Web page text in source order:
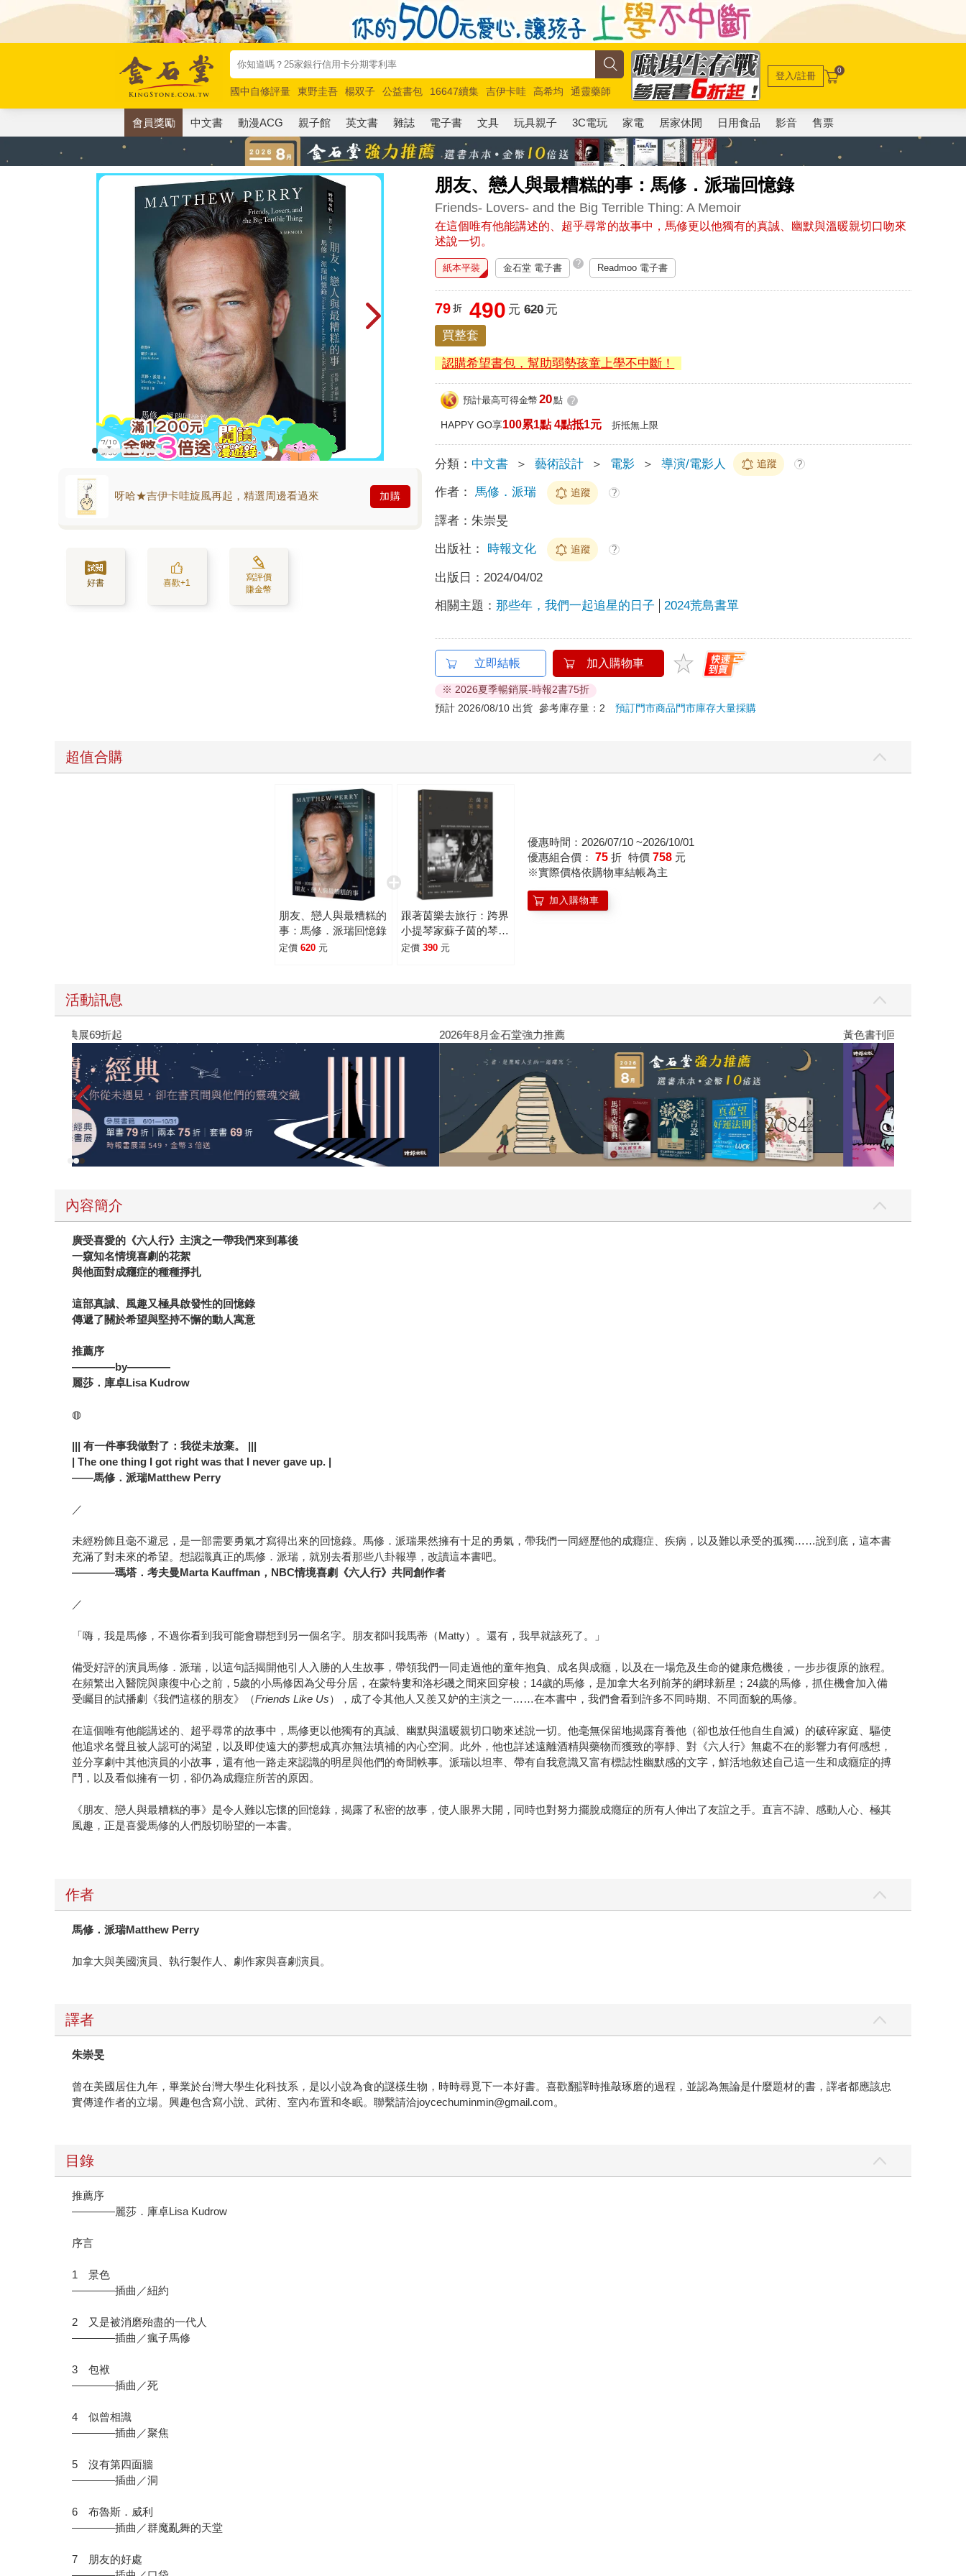
國中自修評量 東野圭吾 楊双子 公益書包 16647續集 吉伊卡哇 高希均
通靈藥師
唯紅花綻放
奧德賽 路邊攤新作 馬斯克 玩具總動員5 超慢跑
登入/註冊 0
會員獎勵 中文書 動漫ACG 親子館 英文書 雜誌 電子書 文具 玩具親子 3C電玩 家電 居家休閒 日用食品 影音 售票
朋友、戀人與最糟糕的事：馬修．派瑞回憶錄
Friends- Lovers- and the Big Terrible Thing: A Memoir
在這個唯有他能講述的、超乎尋常的故事中，馬修更以他獨有的真誠、幽默與溫暖親切口吻來
述說一切。
呀哈★吉伊卡哇旋風再起，精選周邊看過來 加購
好書 喜歡+1
寫評價
賺金幣
紙本平裝 金石堂 電子書 ? Readmoo 電子書
79 折 490 元 620元
買整套
認購希望書包，幫助弱勢孩童上學不中斷！
預計最高可得金幣 20點 ?
HAPPY GO享100累1點 4點抵1元 折抵無上限
分類： 中文書 ＞ 藝術設計 ＞ 電影 ＞ 導演/電影人 追蹤 ?
作者： 馬修．派瑞 追蹤 ?
譯者：朱崇旻
出版社： 時報文化 追蹤 ?
出版日： 2024/04/02
相關主題：那些年，我們一起追星的日子 2024荒島書單
立即結帳 加入購物車
※ 2026夏季暢銷展-時報2書75折
預計 2026/08/10 出貨 參考庫存量：2預訂門市商品門市庫存大量採購
超值合購
朋友、戀人與最糟糕的
事：馬修．派瑞回憶錄
定價 620 元
跟著茵樂去旅行：跨界
小提琴家蘇子茵的琴旅
協奏曲，用文字記錄心
定價 390 元
優惠時間：2026/07/10 ~2026/10/01
優惠組合價： 75 折 特價 758 元
※實際價格依購物車結帳為主
加入購物車
活動訊息
黃色書刊回來了！一起走進他的漫畫宇宙
內容簡介
廣受喜愛的《六人行》主演之一帶我們來到幕後
一窺知名情境喜劇的花絮
與他面對成癮症的種種掙扎
這部真誠、風趣又極具啟發性的回憶錄
傳遞了關於希望與堅持不懈的動人寓意
推薦序
————by————
麗莎．庫卓Lisa Kudrow
◍
|||有一件事我做對了：我從未放棄。
|||
| The one thing I got right was that I never gave up. |
——馬修．派瑞Matthew Perry
／
未經粉飾且毫不避忌，是一部需要勇氣才寫得出來的回憶錄。馬修．派瑞果然擁有十足的勇氣，帶我們一同經歷他的成癮症、疾病，以及難以承受的孤獨……說到底，這本書
充滿了對未來的希望。想認識真正的馬修．派瑞，就別去看那些八卦報導，改讀這本書吧。
————瑪塔．考夫曼Marta Kauffman ， NBC情境喜劇《六人行》共同創作者
／
「嗨，我是馬修，不過你看到我可能會聯想到另一個名字。朋友都叫我馬蒂（Matty）。還有，我早就該死了。」
備受好評的演員馬修．派瑞，以這句話揭開他引人入勝的人生故事，帶領我們一同走過他的童年抱負、成名與成癮，以及在一場危及生命的健康危機後，一步步復原的旅程。
在頻繁出入醫院與康復中心之前，5歲的小馬修因為父母分居，在蒙特婁和洛杉磯之間來回穿梭；14歲的馬修，是加拿大名列前茅的網球新星；24歲的馬修，抓住機會加入備
受矚目的試播劇《我們這樣的朋友》（Friends Like Us），成了令其他人又羨又妒的主演之一……在本書中，我們會看到許多不同時期、不同面貌的馬修。
在這個唯有他能講述的、超乎尋常的故事中，馬修更以他獨有的真誠、幽默與溫暖親切口吻來述說一切。他毫無保留地揭露育養他（卻也放任他自生自滅）的破碎家庭、驅使
他追求名聲且被人認可的渴望，以及即使遠大的夢想成真亦無法填補的內心空洞。此外，他也詳述遠離酒精與藥物而獲致的寧靜、對《六人行》無處不在的影響力有何感想，
並分享劇中其他演員的小故事，還有他一路走來認識的明星與他們的奇聞軼事。派瑞以坦率、帶有自我意識又富有標誌性幽默感的文字，鮮活地敘述自己這一生和成癮症的搏
鬥，以及看似擁有一切，卻仍為成癮症所苦的原因。
《朋友、戀人與最糟糕的事》是令人難以忘懷的回憶錄，揭露了私密的故事，使人眼界大開，同時也對努力擺脫成癮症的所有人伸出了友誼之手。直言不諱、感動人心、極其
風趣，正是喜愛馬修的人們殷切盼望的一本書。
作者
馬修．派瑞Matthew Perry
加拿大與美國演員、執行製作人、劇作家與喜劇演員。
譯者
朱崇旻
曾在美國居住九年，畢業於台灣大學生化科技系，是以小說為食的謎樣生物，時時尋覓下一本好書。喜歡翻譯時推敲琢磨的過程，並認為無論是什麼題材的書，譯者都應該忠
實傳達作者的立場。興趣包含寫小說、武術、室內布置和冬眠。聯繫請洽joycechuminmin@gmail.com。
目錄
推薦序
————麗莎．庫卓Lisa Kudrow
序言
1 景色
————插曲／紐約
2 又是被消磨殆盡的一代人
————插曲／瘋子馬修
3 包袱
————插曲／死
4 似曾相識
————插曲／聚焦
5 沒有第四面牆
————插曲／洞
6 布魯斯．威利
————插曲／群魔亂舞的天堂
7 朋友的好處